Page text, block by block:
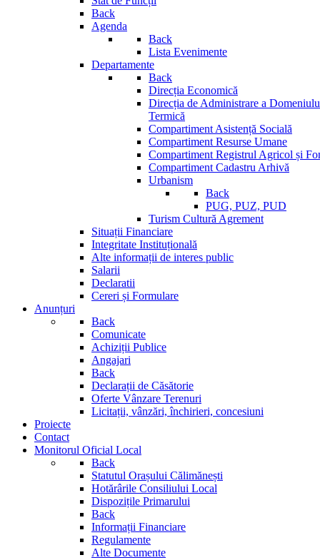
Back
Agenda
Back
Lista Evenimente
Departamente
Back
Direcția Economică
Direcția de Administrare a
Termică
Compartiment Asistență Socială
Compartiment Resurse Umane
Compartiment Registrul Agricol și
Compartiment Cadastru Arhivă
Urbanism
Back
PUG, PUZ, PUD
Turism Cultură Agrement
Situații Financiare
Integritate Instituțională
Alte informații de interes public
Salarii
Declaratii
Cereri și Formulare
Anunțuri
Back
Comunicate
Achiziții Publice
Angajari
Back
Declarații de Căsătorie
Oferte Vânzare Terenuri
Licitații, vânzări, închirieri, concesiuni
Proiecte
Contact
Monitorul Oficial Local
Back
Statutul Orașului Călimănești
Hotărârile Consiliului Local
Dispozițile Primarului
Back
Informații Financiare
Regulamente
Alte Documente